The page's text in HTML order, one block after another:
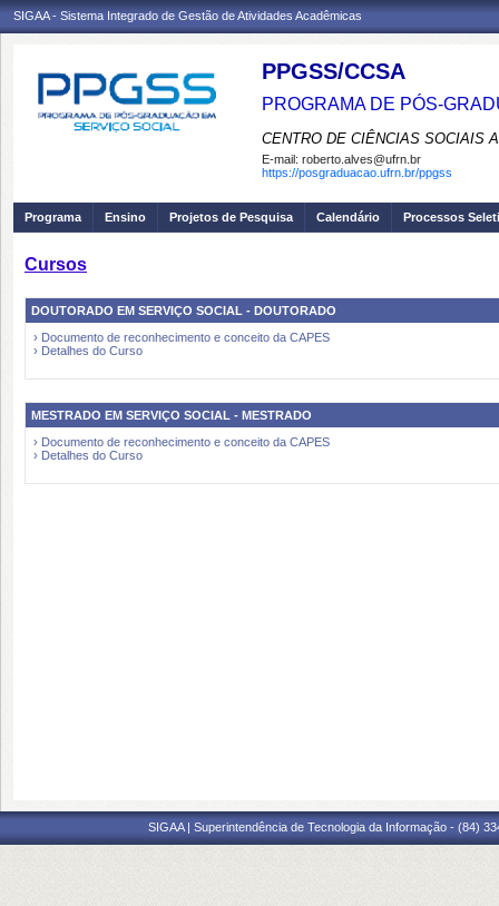
SIGAA - Sistema Integrado de Gestão de Atividades Acadêmicas
PPGSS/CCSA
PROGRAMA DE PÓS-
CENTRO DE CIÊNCIAS SOCIAIS
E-mail: roberto.alves@ufrn.br
https://posgraduacao.ufrn.br/ppgss
Programa Ensino Projetos de Pesquisa Calendário Processos
Cursos
DOUTORADO EM SERVIÇO SOCIAL - DOUTORADO
› Documento de reconhecimento e conceito da CAPES
› Detalhes do Curso
MESTRADO EM SERVIÇO SOCIAL - MESTRADO
› Documento de reconhecimento e conceito da CAPES
› Detalhes do Curso
SIGAA | Superintendência de Tecnologia da Informação - (84)